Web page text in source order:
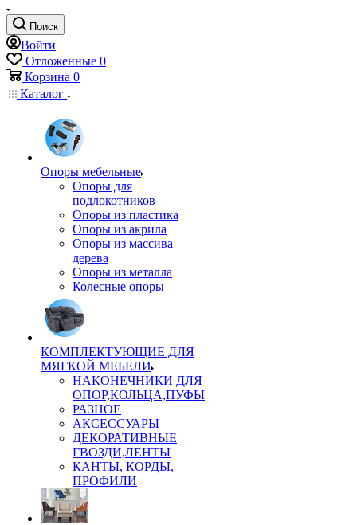
Поиск
Войти
Отложенные 0
Корзина 0
Каталог
Опоры мебельные
Опоры для
подлокотников
Опоры из пластика
Опоры из акрила
Опоры из массива
дерева
Опоры из металла
Колесные опоры
КОМПЛЕКТУЮЩИЕ ДЛЯ
МЯГКОЙ МЕБЕЛИ
НАКОНЕЧНИКИ ДЛЯ
ОПОР,КОЛЬЦА,ПУФЫ
РАЗНОЕ
АКСЕССУАРЫ
ДЕКОРАТИВНЫЕ
ГВОЗДИ,ЛЕНТЫ
КАНТЫ, КОРДЫ,
ПРОФИЛИ